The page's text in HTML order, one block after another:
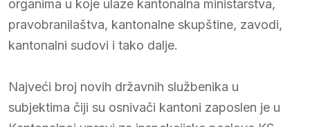
organima u koje ulaze kantonalna ministarstva,
pravobranilaštva, kantonalne skupštine, zavodi,
kantonalni sudovi i tako dalje.
Najveći broj novih državnih službenika u
subjektima čiji su osnivači kantoni zaposlen je u